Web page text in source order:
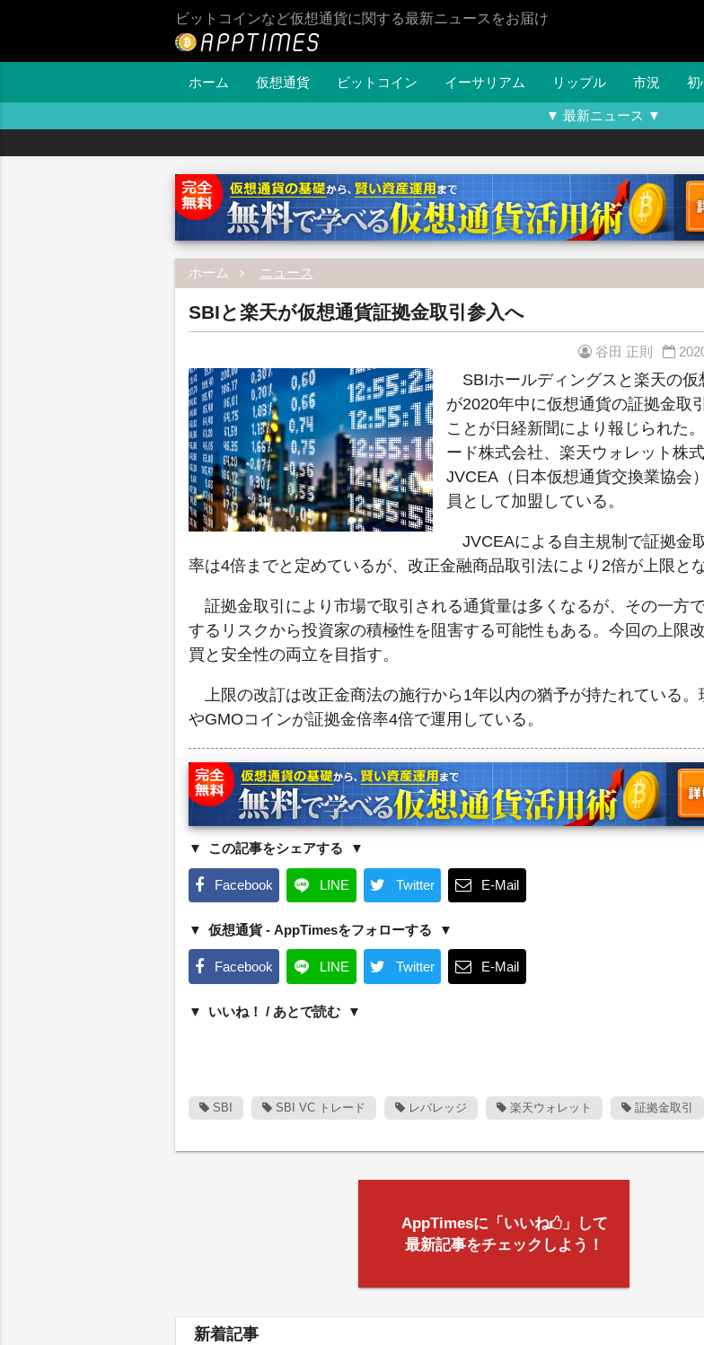
ビットコインなど仮想通貨に関する最新ニュースをお届け
ホーム 仮想通貨 ビットコイン イーサリアム リップル 市況 初
▼ 最新ニュース ▼
ホーム ニュース
SBIと楽天が仮想通貨証拠金取引参入へ
谷田 正則
SBIホールディングスと楽天の仮
が2020年中に仮想通貨の証拠金取
ことが日経新聞により報じられた
ード株式会社、楽天ウォレット株
JVCEA（日本仮想通貨交換業協会
員として加盟している。
JVCEAによる自主規制で証拠金
率は4倍までと定めているが、改正金融商品取引法により2倍が上限とな
証拠金取引により市場で取引される通貨量は多くなるが、その一方
するリスクから投資家の積極性を阻害する可能性もある。今回の上限
買と安全性の両立を目指す。
上限の改訂は改正金商法の施行から1年以内の猶予が持たれている。
やGMOコインが証拠金倍率4倍で運用している。
この記事をシェアする
Facebook LINE Twitter E-Mail
仮想通貨 - AppTimesをフォローする
Facebook LINE Twitter E-Mail
いいね！ / あとで読む
SBI SBI VC トレード レバレッジ 楽天ウォレット 証拠金取引
AppTimesに「いいね
」して
最新記事をチェックしよう！
新着記事